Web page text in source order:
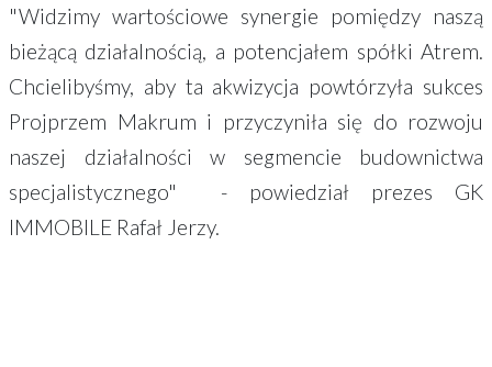
"Widzimy wartościowe synergie pomiędzy naszą
bieżącą działalnością, a potencjałem spółki Atrem.
Chcielibyśmy, aby ta akwizycja powtórzyła sukces
Projprzem Makrum i przyczyniła się do rozwoju
naszej działalności w segmencie budownictwa
specjalistycznego" - powiedział prezes GK
IMMOBILE Rafał Jerzy.